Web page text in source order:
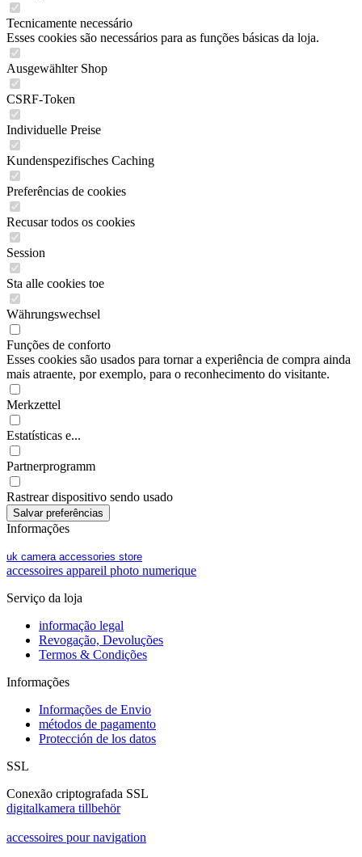
Tecnicamente necessário
Esses cookies são necessários para as funções básicas da loja.
Ausgewählter Shop
CSRF-Token
Individuelle Preise
Kundenspezifisches Caching
Preferências de cookies
Recusar todos os cookies
Session
Sta alle cookies toe
Währungswechsel
Funções de conforto
Esses cookies são usados para tornar a experiência de compra ainda
mais atraente, por exemplo, para o reconhecimento do visitante.
Merkzettel
Estatísticas e...
Partnerprogramm
Rastrear dispositivo sendo usado
Informações
uk camera accessories store
accessoires appareil photo numerique
Serviço da loja
informação legal
Revogação, Devoluções
Termos & Condições
Informações
Informações de Envio
métodos de pagamento
Protección de los datos
SSL
Conexão criptografada SSL
digitalkamera tillbehör
accessoires pour navigation